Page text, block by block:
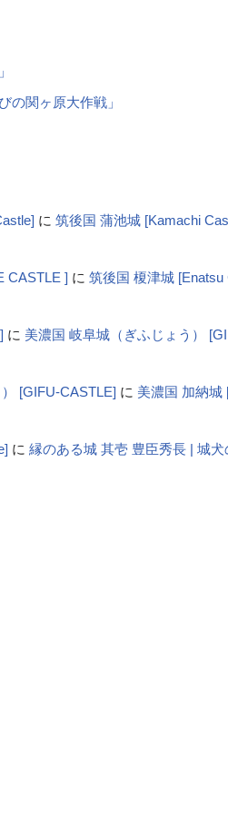
の関ヶ原大作戦」
に 筑後国 蒲池城 [Kamachi
CASTLE ] に 筑後国 榎津城 [Enatsu
に 美濃国 岐阜城（ぎふじょう）
[GIFU-CASTLE] に 美濃国 加納城
に 縁のある城 其壱 豊臣秀長 | 城